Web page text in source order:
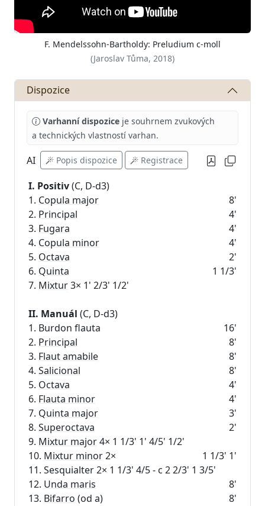
F. Mendelssohn-Bartholdy: Preludium c-moll
(Jaroslav Tůma, 2018)
Dispozice
Varhanní dispozice je souhrnem zvukových
a technických vlastností varhan.
AI Popis dispozice Registrace
I. Positiv(C, D-d3)
1. Copula major
8'
2. Principal
4'
3. Fugara
4'
4. Copula minor
4'
5. Octava
2'
6. Quinta
1 1/3'
7. Mixtur3× 1' 2/3' 1/2'
II. Manuál (C, D-d3)
1. Burdon flauta
16'
2. Principal
8'
3. Flaut amabile
8'
4. Salicional
8'
5. Octava
4'
6. Flauta minor
4'
7. Quinta major
3'
8. Superoctava
2'
9. Mixtur major4× 1 1/3' 1' 4/5' 1/2'
10. Mixtur minor2×
1 1/3' 1'
11. Sesquialter 2× 1 1/3' 4/5 - c 2 2/3' 1 3/5'
12. Unda maris
8'
13. Bifarro (od a) 8'